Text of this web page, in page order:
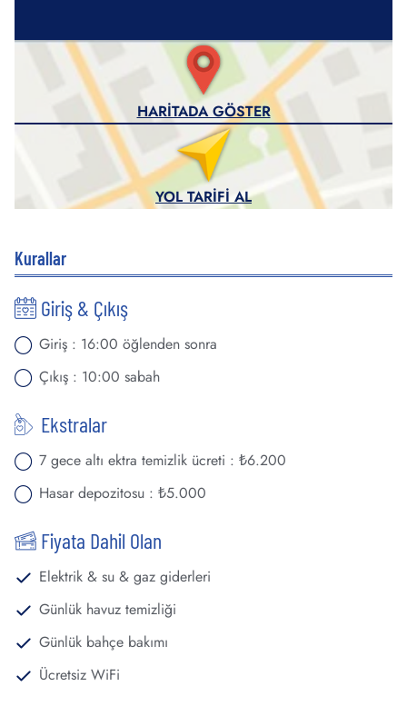
HARITADA GÖSTER
YOL TARIFI AL
Kurallar
Giriş & Çıkış
Giriş : 16:00 öğlenden sonra
Çıkış : 10:00 sabah
Ekstralar
7 gece altı ektra temizlik ücreti : ₺6.200
Hasar depozitosu : ₺5.000
Fiyata Dahil Olan
Elektrik & su & gaz giderleri
Günlük havuz temizliği
Günlük bahçe bakımı
Ücretsiz WiFi